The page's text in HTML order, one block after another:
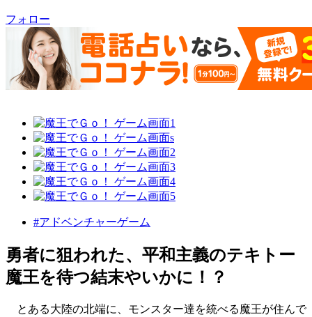
フォロー
#アドベンチャーゲーム
勇者に狙われた、平和主義のテキトー
魔王を待つ結末やいかに！？
とある大陸の北端に、モンスター達を統べる魔王が住んで